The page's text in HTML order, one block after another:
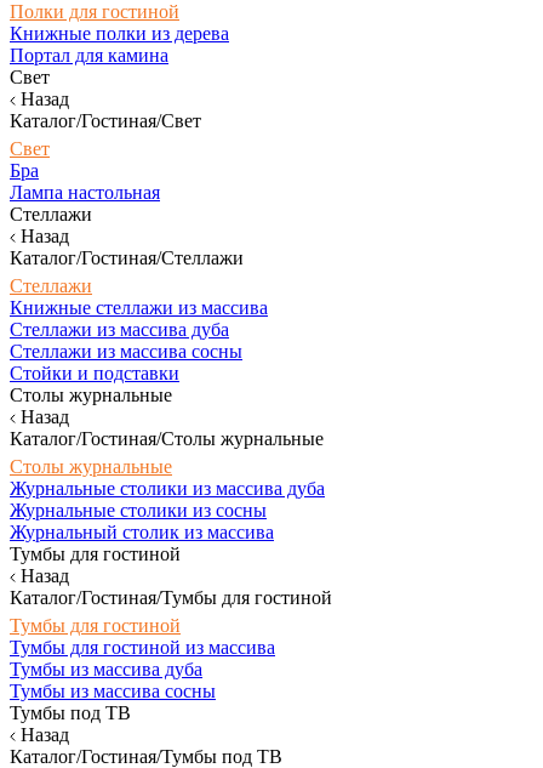
Полки для гостиной
Книжные полки из дерева
Портал для камина
Свет
Назад
Каталог/Гостиная/Свет
Свет
Бра
Лампа настольная
Стеллажи
Назад
Каталог/Гостиная/Стеллажи
Стеллажи
Книжные стеллажи из массива
Стеллажи из массива дуба
Стеллажи из массива сосны
Стойки и подставки
Столы журнальные
Назад
Каталог/Гостиная/Столы журнальные
Столы журнальные
Журнальные столики из массива дуба
Журнальные столики из сосны
Журнальный столик из массива
Тумбы для гостиной
Назад
Каталог/Гостиная/Тумбы для гостиной
Тумбы для гостиной
Тумбы для гостиной из массива
Тумбы из массива дуба
Тумбы из массива сосны
Тумбы под ТВ
Назад
Каталог/Гостиная/Тумбы под ТВ